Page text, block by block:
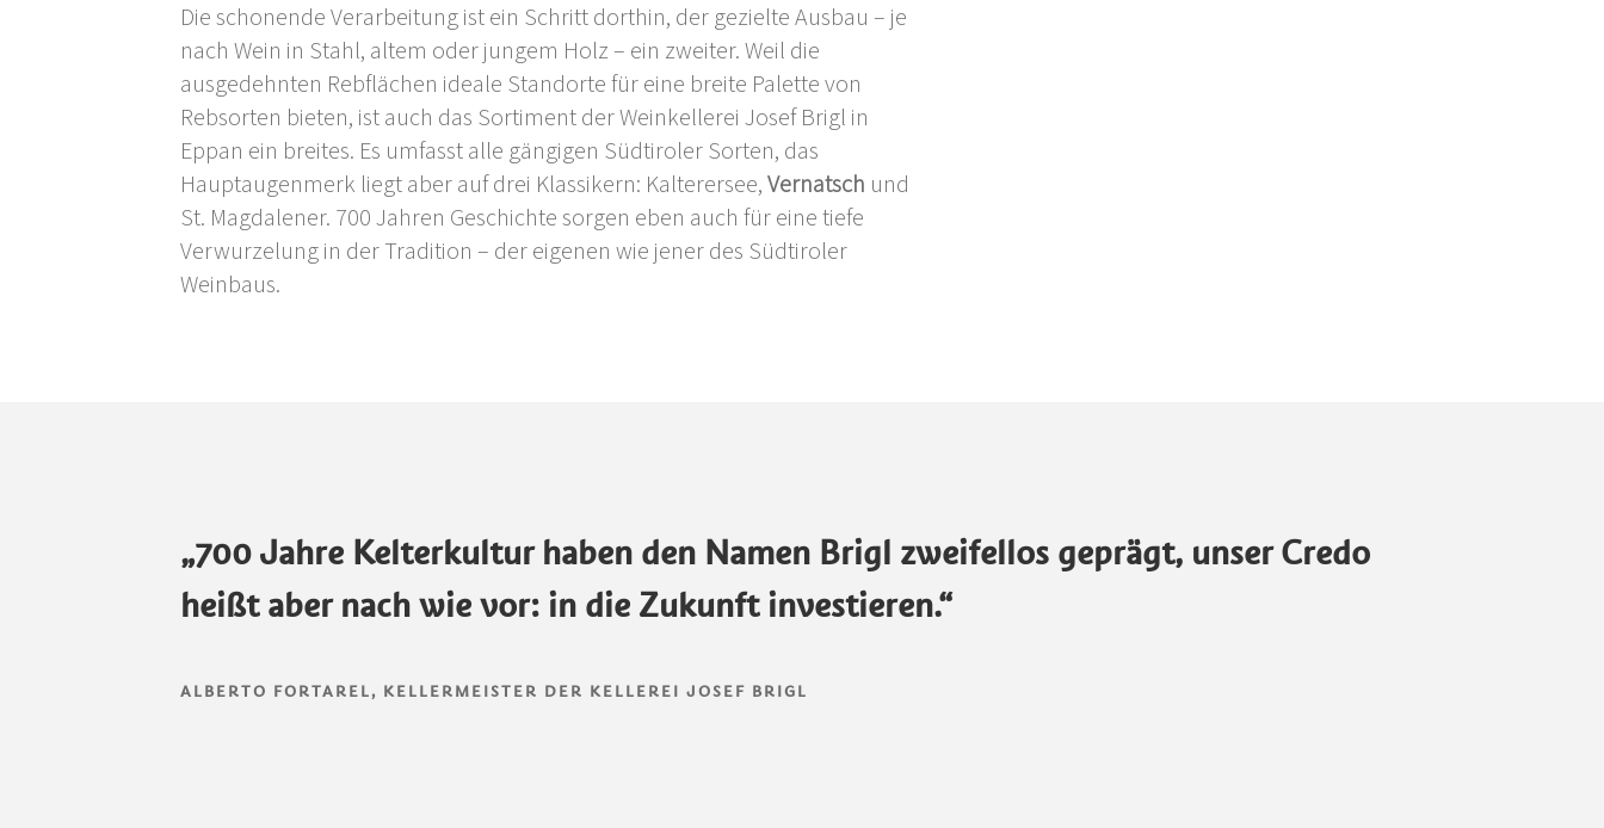
Die schonende Verarbeitung ist ein Schritt dorthin, der gezielte Ausbau – je
nach Wein in Stahl, altem oder jungem Holz – ein zweiter. Weil die
ausgedehnten Rebflächen ideale Standorte für eine breite Palette von
Rebsorten bieten, ist auch das Sortiment der Weinkellerei Josef Brigl in
Eppan ein breites. Es umfasst alle gängigen Südtiroler Sorten, das
Hauptaugenmerk liegt aber auf drei Klassikern: Kalterersee,Vernatsch und
St. Magdalener. 700 Jahren Geschichte sorgen eben auch für eine tiefe
Verwurzelung in der Tradition – der eigenen wie jener des Südtiroler
Weinbaus.
„700 Jahre Kelterkultur haben den Namen Brigl zweifellos geprägt, unser Credo
heißt aber nach wie vor: in die Zukunft investieren.“
ALBERTO FORTAREL, KELLERMEISTER DER KELLEREI JOSEF BRIGL